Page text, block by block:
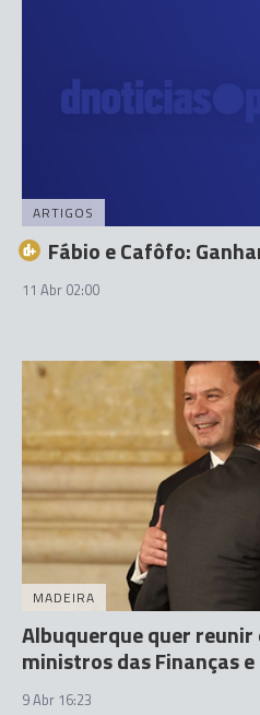
ARTIGOS
Fábio e Cafôfo:
11 Abr 02:00
MADEIRA
Albuquerque quer reunir
ministros das Finanças
9 Abr 16:23